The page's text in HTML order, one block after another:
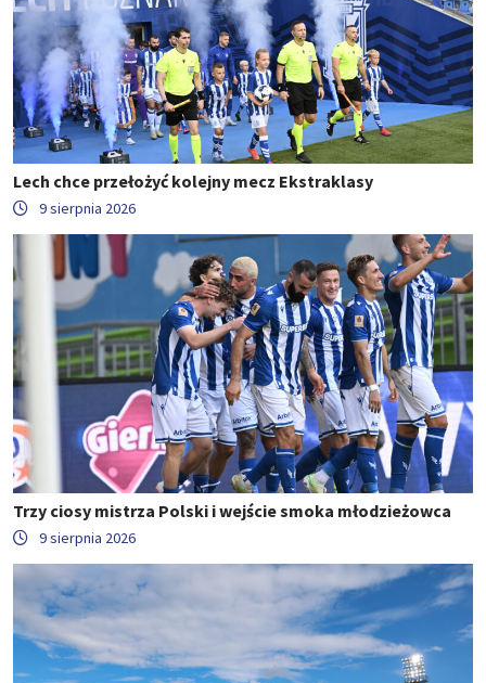
Lech chce przełożyć kolejny mecz Ekstraklasy
9 sierpnia 2026
Trzy ciosy mistrza Polski i wejście smoka młodzieżowca
9 sierpnia 2026